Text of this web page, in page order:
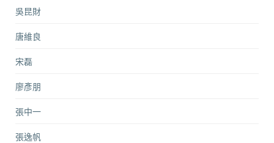
吳昆財
唐維良
宋磊
廖彥朋
張中一
張逸帆